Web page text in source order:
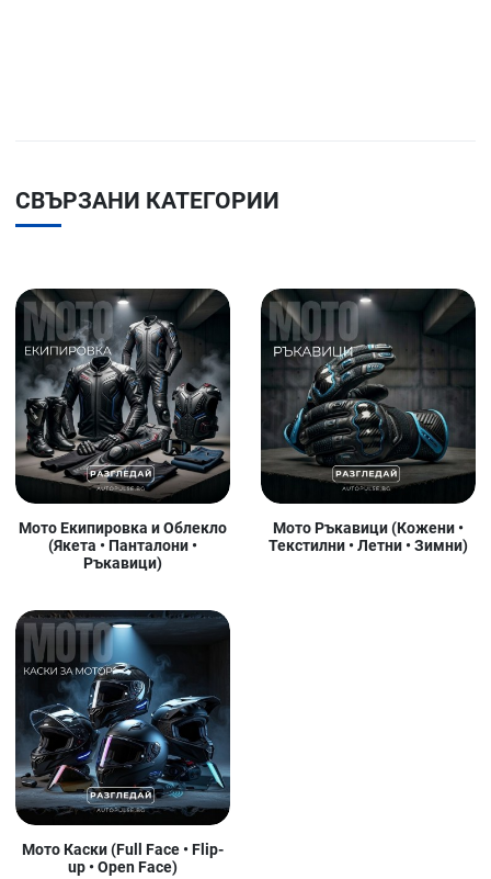
СВЪРЗАНИ КАТЕГОРИИ
Мото Екипировка и Облекло
(Якета • Панталони •
Ръкавици)
Мото Ръкавици (Кожени •
Текстилни • Летни • Зимни)
Мото Каски (Full Face • Flip-
up • Open Face)